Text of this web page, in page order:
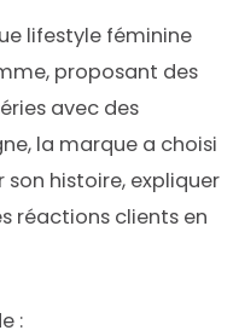
lifestyle féminine
proposant des
avec des
la marque a choisi
histoire, expliquer
réactions clients en
: